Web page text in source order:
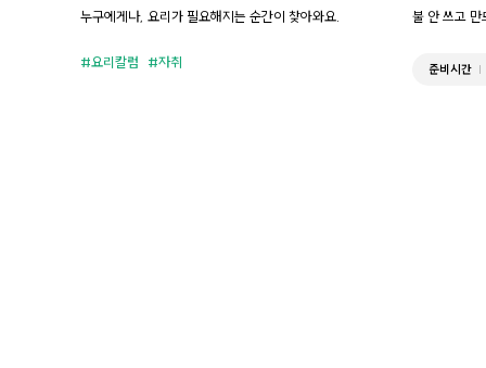
누구에게나, 요리가 필요해지는 순간이 찾아와요.
요리칼럼 자취
불 안 쓰고
준비시간